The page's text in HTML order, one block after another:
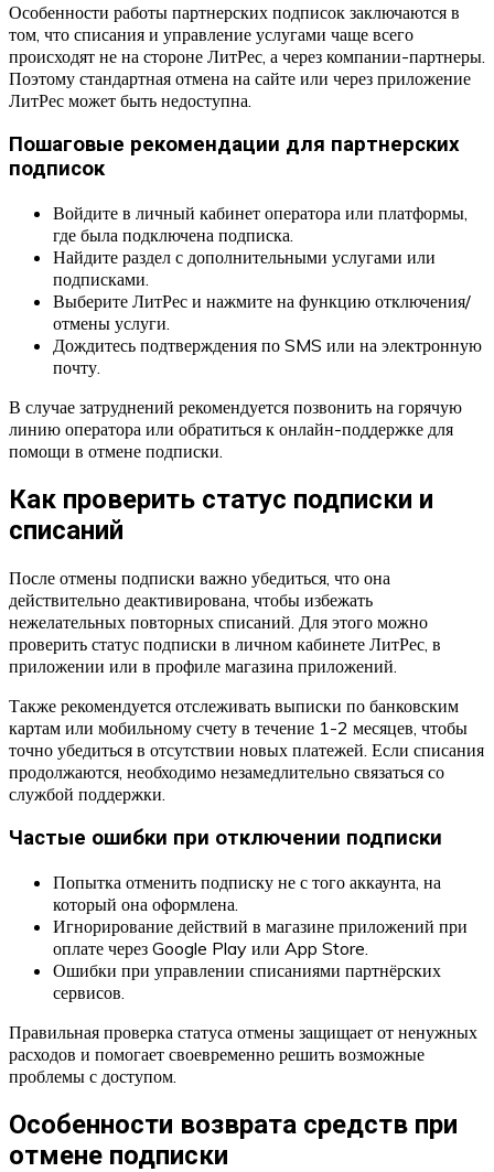
Особенности работы партнерских подписок заключаются в
том, что списания и управление услугами чаще всего
происходят не на стороне ЛитРес, а через компании-партнеры.
Поэтому стандартная отмена на сайте или через приложение
ЛитРес может быть недоступна.
Пошаговые рекомендации для партнерских
подписок
Войдите в личный кабинет оператора или платформы,
где была подключена подписка.
Найдите раздел с дополнительными услугами или
подписками.
Выберите ЛитРес и нажмите на функцию отключения/
отмены услуги.
Дождитесь подтверждения по SMS или на электронную
почту.
В случае затруднений рекомендуется позвонить на горячую
линию оператора или обратиться к онлайн-поддержке для
помощи в отмене подписки.
Как проверить статус подписки и
списаний
После отмены подписки важно убедиться, что она
действительно деактивирована, чтобы избежать
нежелательных повторных списаний. Для этого можно
проверить статус подписки в личном кабинете ЛитРес, в
приложении или в профиле магазина приложений.
Также рекомендуется отслеживать выписки по банковским
картам или мобильному счету в течение 1-2 месяцев, чтобы
точно убедиться в отсутствии новых платежей. Если списания
продолжаются, необходимо незамедлительно связаться со
службой поддержки.
Частые ошибки при отключении подписки
Попытка отменить подписку не с того аккаунта, на
который она оформлена.
Игнорирование действий в магазине приложений при
оплате через Google Play или App Store.
Ошибки при управлении списаниями партнёрских
сервисов.
Правильная проверка статуса отмены защищает от ненужных
расходов и помогает своевременно решить возможные
проблемы с доступом.
Особенности возврата средств при
отмене подписки